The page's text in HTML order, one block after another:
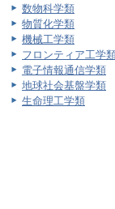
数物科学類
物質化学類
機械工学類
フロンティア工学
電子情報通信学類
地球社会基盤学類
生命理工学類